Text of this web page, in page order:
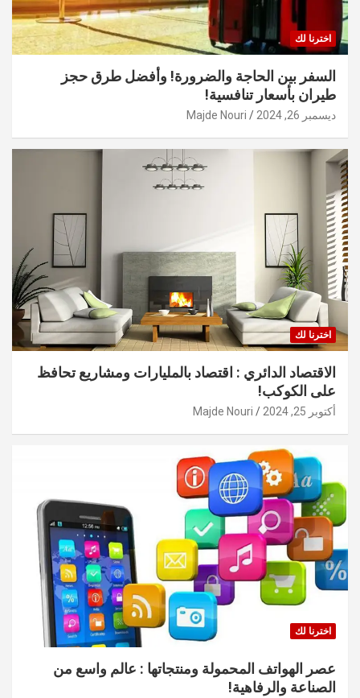
اخترنا لك
السفر بين الحاجة والضرورة! وأفضل طرق حجز
طيران بأسعار تنافسية!
ديسمبر 26, 2024 Majde Nouri
اخترنا لك
الاقتصاد الدائري : اقتصاد بالمليارات ومشاريع تحافظ
على الكوكب!
أكتوبر 25, 2024 Majde Nouri
اخترنا لك
عصر الهواتف المحمولة ومنتجاتها : عالم واسع من
الصناعة والرفاهية!